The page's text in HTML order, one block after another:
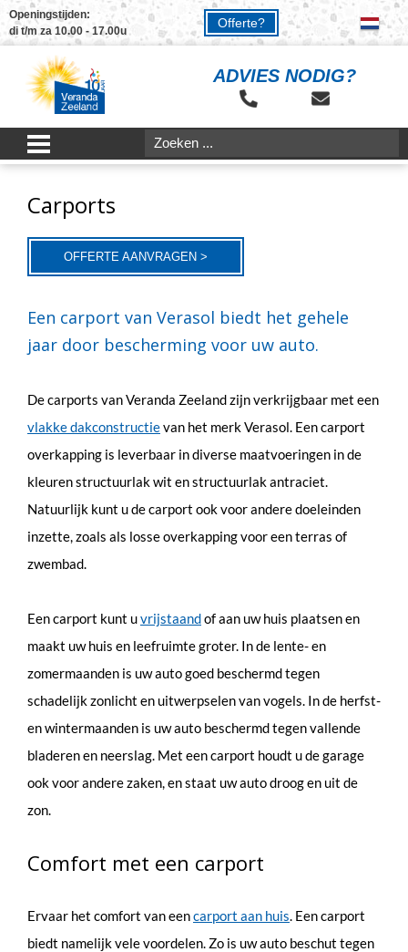
Openingstijden:
di t/m za 10.00 - 17.00u
Offerte?
ADVIES NODIG?
Carports
OFFERTE AANVRAGEN >
Een carport van Verasol biedt het gehele
jaar door bescherming voor uw auto.
De carports van Veranda Zeeland zijn verkrijgbaar met een
vlakke dakconstructievan het merk Verasol. Eencarport
overkapping is leverbaar in diverse maatvoeringen in de
kleuren structuurlak wit en structuurlak antraciet.
Natuurlijk kunt u de carport ook voor andere doeleinden
inzette, zoals als losse overkapping voor een terras of
zwembad.
Een carport kunt uvrijstaandof aan uw huis plaatsen en
maakt uw huis en leefruimte groter. In de lente- en
zomermaanden is uw auto goed beschermd tegen
schadelijk zonlicht en uitwerpselen van vogels. In de herfst-
en wintermaanden is uw auto beschermd tegen vallende
bladeren en neerslag. Met een carport houdt u de garage
ook voor andere zaken, en staat uw auto droog en uit de
zon.
Comfort met een carport
Ervaar het comfort van eencarport aan huis. Een carport
biedt namelijk vele voordelen. Zo is uw auto beschut tegen